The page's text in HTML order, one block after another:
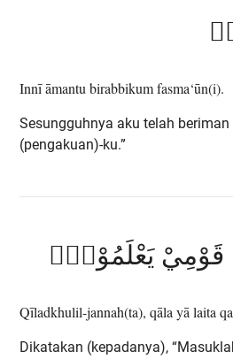
Innī āmantu birabbikum fasma‘ūn(i).
Sesungguhnya aku telah
(pengakuan)-ku.”
قَوْمِيْ يَعْلَمُوْنَۙ
Qīladkhulil-jannah(ta), qāla yā laita
Dikatakan (kepadanya),